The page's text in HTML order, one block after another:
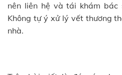
nên liên hệ và tái khám
Không tự ý xử lý vết thương
nhà.